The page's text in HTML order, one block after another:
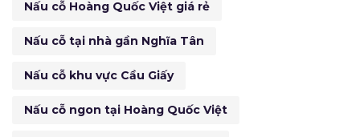
Nấu cỗ Hoàng Quốc Việt giá rẻ
Nấu cỗ tại nhà gần Nghĩa Tân
Nấu cỗ khu vực Cầu Giấy
Nấu cỗ ngon tại Hoàng Quốc Việt